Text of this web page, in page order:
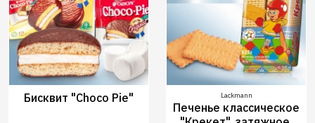
Бисквит "Choco Pie" Lackmann
Печенье классическое